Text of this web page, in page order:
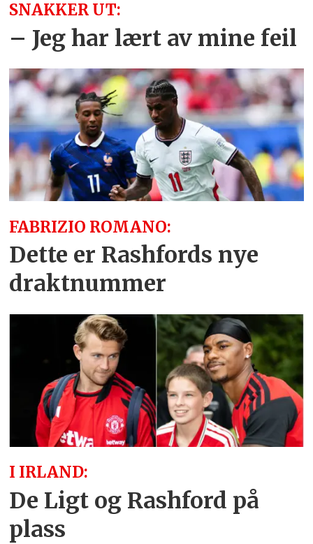
SNAKKER UT:
– Jeg har lært av mine feil
FABRIZIO ROMANO:
Dette er Rashfords nye
draktnummer
I IRLAND:
De Ligt og Rashford på
plass